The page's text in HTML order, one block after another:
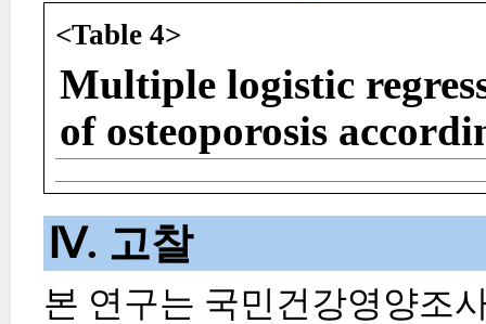
<Table 4>
Multiple logistic
of osteoporosis
Ⅳ. 고찰
본 연구는 국민건강영양조